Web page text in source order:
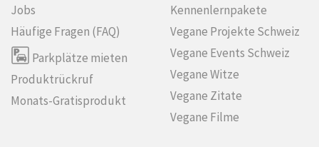
Jobs
Häufige Fragen (FAQ)
Parkplätze mieten
Produktrückruf
Monats-Gratisprodukt
Kennenlern­pakete
Vegane Projekte Schweiz
Vegane Events Schweiz
Vegane Witze
Vegane Zitate
Vegane Filme